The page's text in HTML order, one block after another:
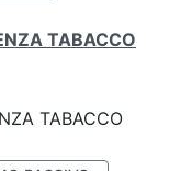
TABACCO
TABACCO